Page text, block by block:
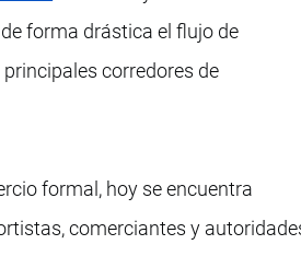
forma drástica el flujo de
corredores de
formal, hoy se encuentra
comerciantes y